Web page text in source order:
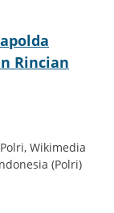
Rincian
, Wikimedia
(Polri)